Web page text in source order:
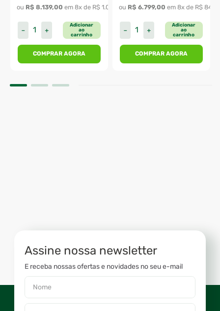
ou R$ 8.139,00 em 8x de R$ 1.017 37
＋
－
Adicionar
ao
carrinho
COMPRAR AGORA
ou R$ 6.799,00 em 8x de R$ 849
＋
－
Adicionar
ao
carrinho
COMPRAR AGORA
Assine nossa newsletter
E receba nossas ofertas e novidades no seu e-mail